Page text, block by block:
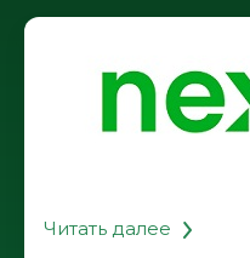
Читать далее